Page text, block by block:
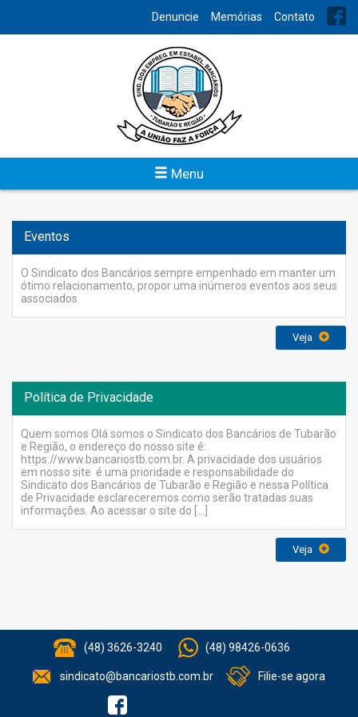
Denuncie Memórias Contato
Menu
O Sindicato dos bancários oferece uma série de serviços para
os associados. Os interessados devem procurar a secretaria e
realizar seu cadastro para dispor dos convênios firmados com
diversos estabelecimentos e obter descontos.
Eventos
O Sindicato dos Bancários sempre empenhado em manter um
ótimo relacionamento, propor uma inúmeros eventos aos seus
associados.
Veja
Política de Privacidade
Quem somos Olá somos o Sindicato dos Bancários de Tubarão
e Região, o endereço do nosso site é:
https://www.bancariostb.com.br. A privacidade dos usuários
em nosso site é uma prioridade e responsabilidade do
Sindicato dos Bancários de Tubarão e Região e nessa Política
de Privacidade esclareceremos como serão tratadas suas
informações. Ao acessar o site do […]
Veja
(48) 3626-3240 (48) 98426-0636
sindicato@bancariostb.com.br Filie-se agora